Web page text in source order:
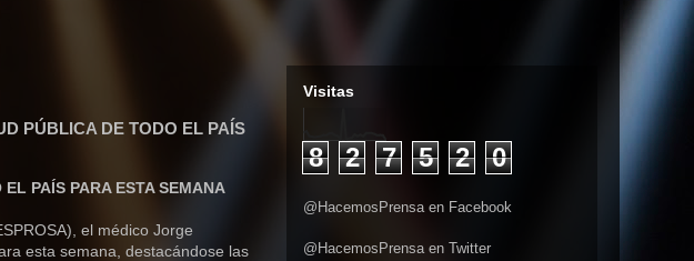
PÚBLICA DE TODO EL PAÍS
PAÍS PARA ESTA SEMANA
el médico Jorge
esta semana, destacándose las
Visitas
8 2 7 5 2 0
@HacemosPrensa en Facebook
@HacemosPrensa en Twitter